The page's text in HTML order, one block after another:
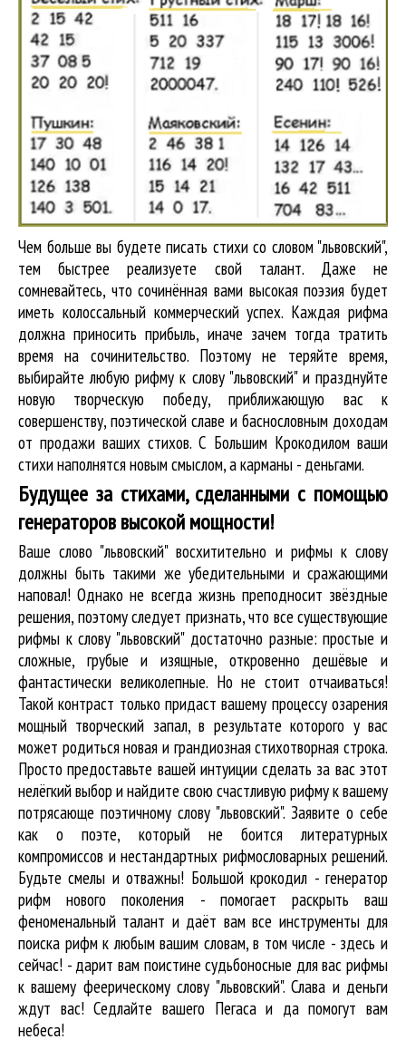
Чем больше вы будете писать стихи со словом "львовский",
тем быстрее реализуете свой талант. Даже не
сомневайтесь, что сочинённая вами высокая поэзия будет
иметь колоссальный коммерческий успех. Каждая рифма
должна приносить прибыль, иначе зачем тогда тратить
время на сочинительство. Поэтому не теряйте время,
выбирайте любую рифму к слову "львовский" и празднуйте
новую творческую победу, приближающую вас к
совершенству, поэтической славе и баснословным доходам
от продажи ваших стихов. С Большим Крокодилом ваши
стихи наполнятся новым смыслом, а карманы - деньгами.
Будущее за стихами, сделанными с помощью
генераторов высокой мощности!
Ваше слово "львовский" восхитительно и рифмы к слову
должны быть такими же убедительными и сражающими
наповал! Однако не всегда жизнь преподносит звёздные
решения, поэтому следует признать, что все существующие
рифмы к слову "львовский" достаточно разные: простые и
сложные, грубые и изящные, откровенно дешёвые и
фантастически великолепные. Но не стоит отчаиваться!
Такой контраст только придаст вашему процессу озарения
мощный творческий запал, в результате которого у вас
может родиться новая и грандиозная стихотворная строка.
Просто предоставьте вашей интуиции сделать за вас этот
нелёгкий выбор и найдите свою счастливую рифму к вашему
потрясающе поэтичному слову "львовский". Заявите о себе
как о поэте, который не боится литературных
компромиссов и нестандартных рифмословарных решений.
Будьте смелы и отважны! Большой крокодил - генератор
рифм нового поколения - помогает раскрыть ваш
феноменальный талант и даёт вам все инструменты для
поиска рифмк любым вашим словам, в том числе - здесь и
сейчас! - дарит вам поистине судьбоносные для вас рифмы
к вашему феерическому слову "львовский". Слава и деньги
ждут вас! Седлайте вашего Пегаса и да помогут вам
небеса!